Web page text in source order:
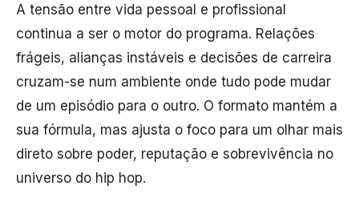
A tensão entre vida pessoal e profissional
continua a ser o motor do programa. Relações
frágeis, alianças instáveis e decisões de carreira
cruzam-se num ambiente onde tudo pode mudar
de um episódio para o outro. O formato mantém a
sua fórmula, mas ajusta o foco para um olhar mais
direto sobre poder, reputação e sobrevivência no
universo do hip hop.